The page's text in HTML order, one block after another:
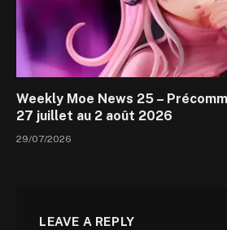
Weekly Moe News 25 –
27 juillet au 2 août 2026
29/07/2026
LEAVE A REPLY